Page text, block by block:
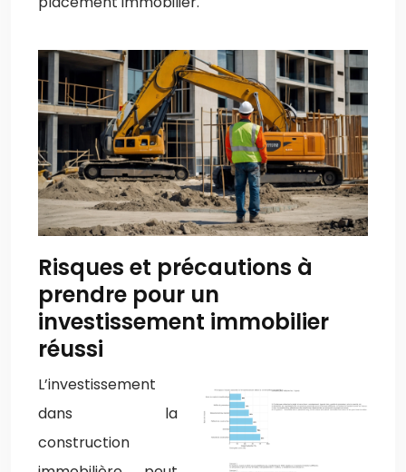
Risques et précautions à
prendre pour un
investissement immobilier
réussi
L’investissement
dans la
construction